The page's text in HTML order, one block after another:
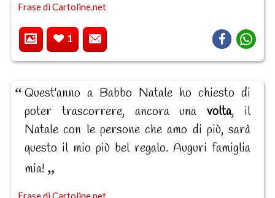
Frase di Cartoline.net
1
Quest'anno a Babbo Natale ho chiesto di
poter trascorrere, ancora unavolta, il
Natale con le persone che amo di più, sarà
questo il mio più bel regalo. Auguri famiglia
mia!
Frase di Cartoline.net